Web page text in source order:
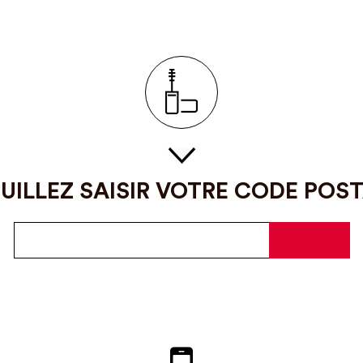
SAISIR VOTRE CODE